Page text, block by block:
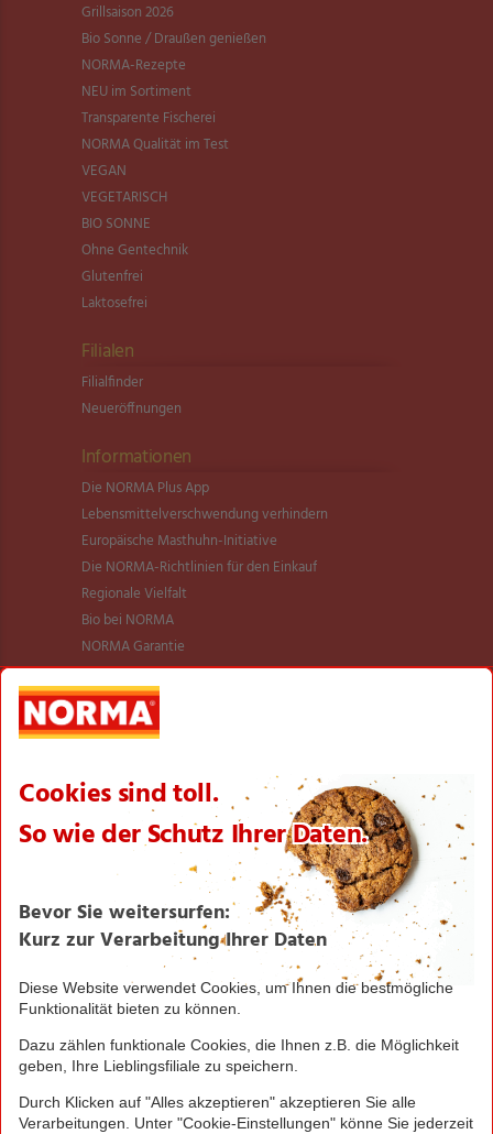
Grillsaison 2026
Bio Sonne / Draußen genießen
NORMA-Rezepte
NEU im Sortiment
Transparente Fischerei
NORMA Qualität im Test
VEGAN
VEGETARISCH
BIO SONNE
Ohne Gentechnik
Glutenfrei
Laktosefrei
Filialen
Filialfinder
Neueröffnungen
Informationen
Die NORMA Plus App
Lebensmittel­verschwendung verhindern
Europäische Masthuhn-Initiative
Die NORMA-Richtlinien für den Einkauf
Regionale Vielfalt
Bio bei NORMA
NORMA Garantie
NORMA Qualität
Verantwortung
Aktionsartikel
Einkaufsliste
Zahlungsabwicklung
NORMA bei Facebook & Instagram
Barrierefreiheitserklärung
Unternehmen
Über NORMA
Organisation
International
Logistik
Filialnetz
Expansion
Karriere